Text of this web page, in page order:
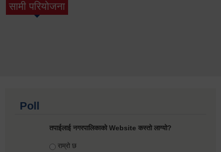
सामी परियोजना
(active tab)
Poll
तपाईलाई नगरपालिकाको Website कस्तो लाग्यो?
Choices
राम्रो छ